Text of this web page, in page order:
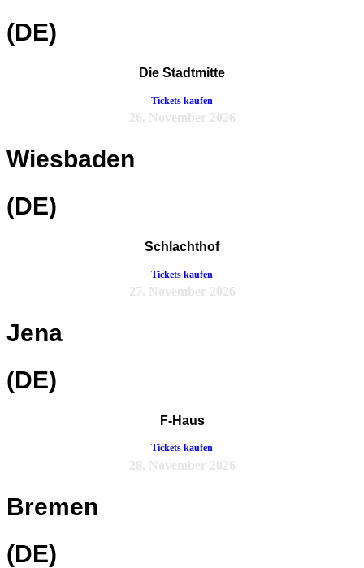
(DE)
Die Stadtmitte
Tickets kaufen
26. November 2026
Wiesbaden
(DE)
Schlachthof
Tickets kaufen
27. November 2026
Jena
(DE)
F-Haus
Tickets kaufen
28. November 2026
Bremen
(DE)